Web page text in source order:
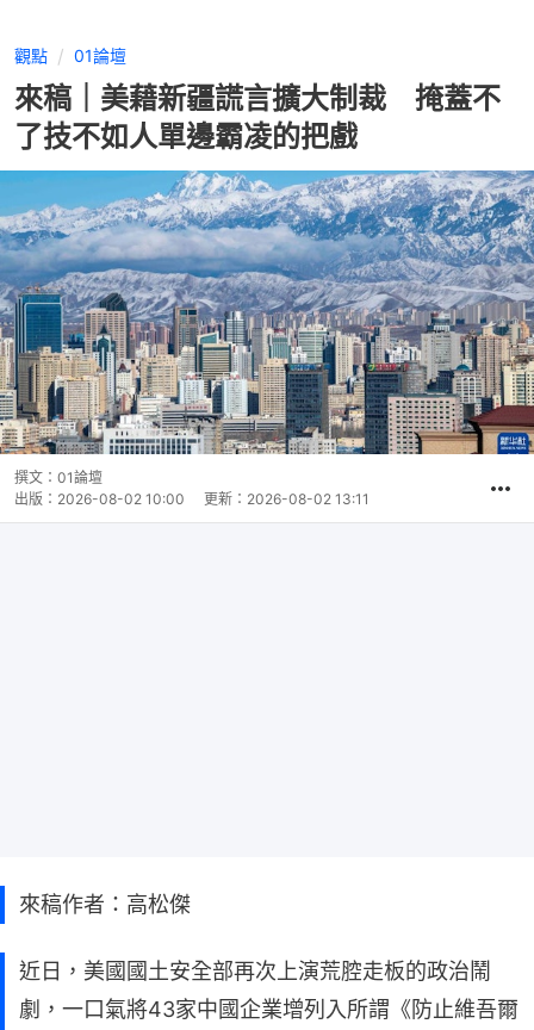
觀點 01論壇
來稿｜美藉新疆謊言擴大制裁 掩蓋不
了技不如人單邊霸凌的把戲
撰文： 01論壇
出版： 2026-08-02 10:00 更新： 2026-08-02 13:11
來稿作者：高松傑
近日，美國國土安全部再次上演荒腔走板的政治鬧
劇，一口氣將43家中國企業增列入所謂《防止維吾爾